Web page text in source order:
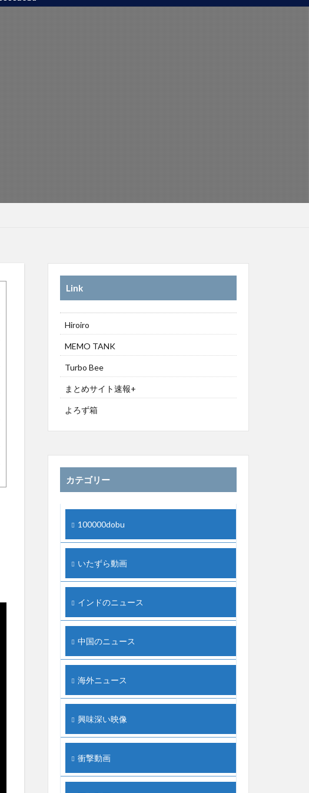
Link
Hiroiro
MEMO TANK
Turbo Bee
まとめサイト速報+
よろず箱
カテゴリー
100000dobu
いたずら動画
インドのニュース
中国のニュース
海外ニュース
興味深い映像
衝撃動画